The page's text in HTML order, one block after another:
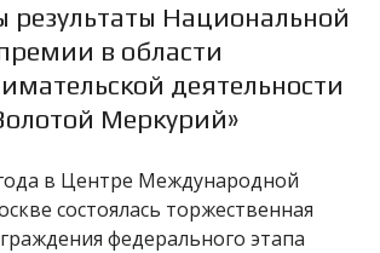
результаты Национальной
в области
деятельности
Меркурий»
в Центре Международной
состоялась торжественная
федерального этапа